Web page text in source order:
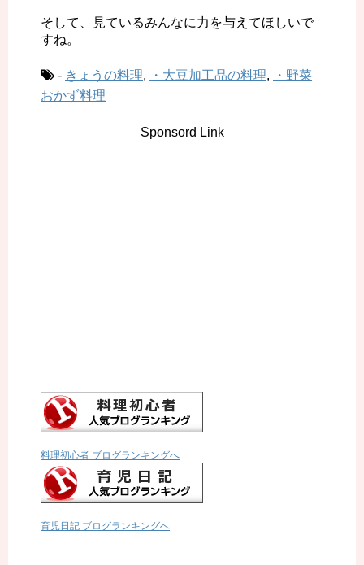
そして、見ているみんなに力を与えてほしいで
すね。
- きょうの料理, ・大豆加工品の料理,
・野菜
おかず料理
Sponsord Link
料理初心者 ブログランキングへ
育児日記 ブログランキングへ